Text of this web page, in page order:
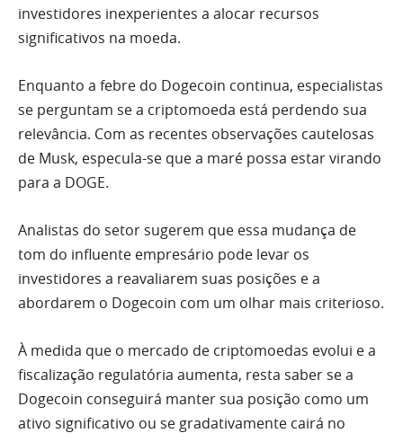
investidores inexperientes a alocar recursos
significativos na moeda.
Enquanto a febre do Dogecoin continua, especialistas
se perguntam se a criptomoeda está perdendo sua
relevância. Com as recentes observações cautelosas
de Musk, especula-se que a maré possa estar virando
para a DOGE.
Analistas do setor sugerem que essa mudança de
tom do influente empresário pode levar os
investidores a reavaliarem suas posições e a
abordarem o Dogecoin com um olhar mais criterioso.
À medida que o mercado de criptomoedas evolui e a
fiscalização regulatória aumenta, resta saber se a
Dogecoin conseguirá manter sua posição como um
ativo significativo ou se gradativamente cairá no